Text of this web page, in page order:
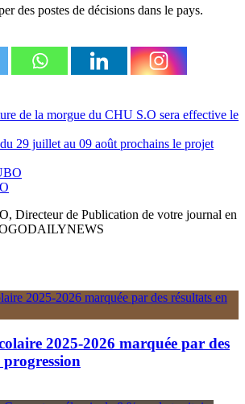
des postes de décisions dans le pays.
de la morgue du CHU S.O sera effective le
29 juillet au 09 août prochains le projet
Directeur de Publication de votre journal en
2025-2026 marquée par des
progression